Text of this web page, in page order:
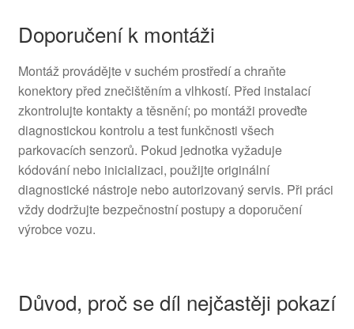
Doporučení k montáži
Montáž provádějte v suchém prostředí a chraňte
konektory před znečištěním a vlhkostí. Před instalací
zkontrolujte kontakty a těsnění; po montáži proveďte
diagnostickou kontrolu a test funkčnosti všech
parkovacích senzorů. Pokud jednotka vyžaduje
kódování nebo inicializaci, použijte originální
diagnostické nástroje nebo autorizovaný servis. Při práci
vždy dodržujte bezpečnostní postupy a doporučení
výrobce vozu.
Důvod, proč se díl nejčastěji pokazí